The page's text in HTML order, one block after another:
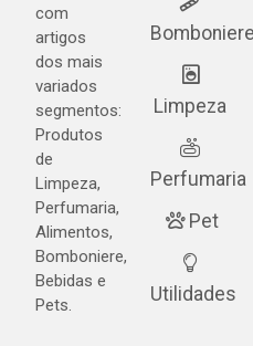
com
artigos
dos mais
variados
segmentos:
Produtos
de
Limpeza,
Perfumaria,
Alimentos,
Bomboniere,
Bebidas e
Pets.
Bomboniere
Limpeza
Perfumaria
Pet
Utilidades